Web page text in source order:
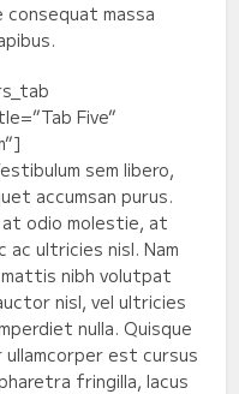
consequat massa
Five”
sem libero,
accumsan purus.
odio molestie, at
ac ultricies nisl. Nam
mattis nibh volutpat
nisl, vel ultricies
nulla. Quisque
ullamcorper est cursus
fringilla, lacus